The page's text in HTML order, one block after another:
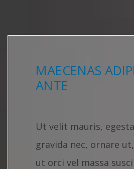
MAECENAS
ANTE
Ut velit mauris,
gravida nec, ornare
ut orci vel massa